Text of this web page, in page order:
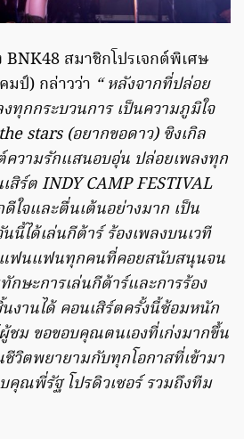
BNK48 สมาชิกโปรเจกต์พิเศษ
ป์) กล่าวว่า “ หลังจากที่ปล่อย
ทุกกระบวนการ เป็นความภูมิใจ
stars (อยากขอดาว) ซิงเกิล
ความรักแสนอบอุ่น ปล่อยเพลงทุก
สิร์ต INDY CAMP FESTIVAL
ดีใจและตื่นเต้นอย่างมาก เป็น
นี้ได้เล่นกีต้าร์ ร้องเพลงบนเวที
ฟนแฟนทุกคนที่คอยสนับสนุนจน
กษะการเล่นกีต้าร์และการร้อง
งานได้ คอนเสิร์ตครั้งนี้ซ้อมหนัก
ชม ขอขอบคุณตนเองที่เก่งมากขึ้น
วิตพยายามกับทุกโอกาสที่เข้ามา
คุณพี่รัฐ โปรดิวเซอร์ รวมถึงทีม